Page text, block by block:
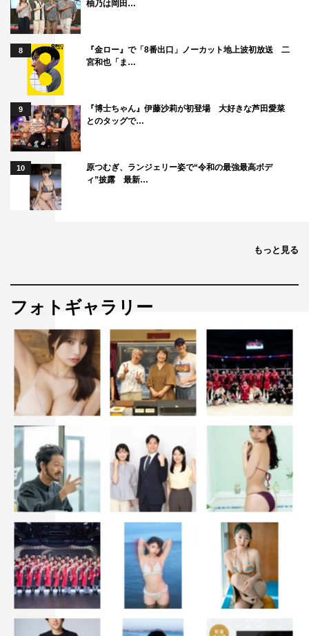
柚乃は岡田…
8
『金ロー』で「8番出口」ノーカット地上波初放送 二
宮和也「ま…
9
『博士ちゃん』伊藤沙莉が初登場 大好きな芦田愛菜
とのタッグで…
10
原つむぎ、ランジェリー姿で“令和の最強最高ボデ
ィ”披露 最新…
もっと見る
フォトギャラリー